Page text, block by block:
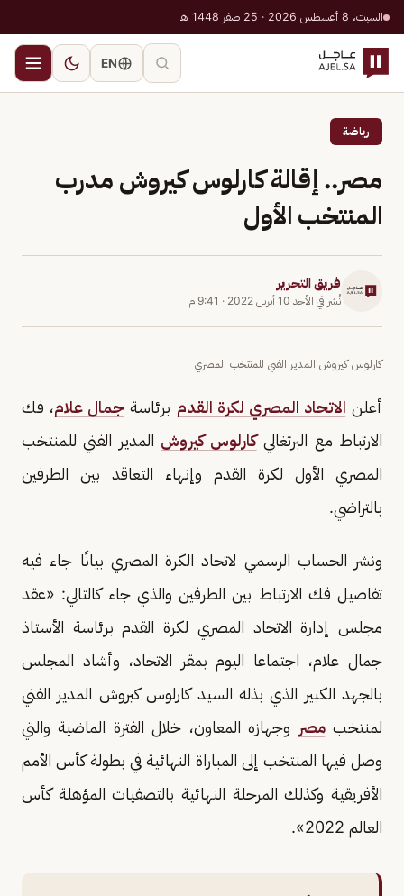
السبت، 8 أغسطس 2026 · 25 صفر 1448 هـ
EN
رياضة
مصر.. إقالة كارلوس كيروش مدرب
المنتخب الأول
فريق التحرير
نُشر في الأحد 10 أبريل 2022 · 9:41 م
كارلوس كيروش المدير الفني للمنتخب المصري
أعلن الاتحاد المصري لكرة القدم برئاسة جمال علام، فك
الارتباط مع البرتغاليكارلوس كيروش المدير الفني للمنتخب
المصري الأول لكرة القدم وإنهاء التعاقد بين الطرفين
بالتراضي.
ونشر الحساب الرسمي لاتحاد الكرة المصري بيانًا جاء فيه
تفاصيل فك الارتباط بين الطرفين والذي جاء كالتالي: «عقد
مجلس إدارة الاتحاد المصري لكرة القدم برئاسة الأستاذ
جمال علام، اجتماعا اليوم بمقر الاتحاد، وأشاد المجلس
بالجهد الكبير الذي بذله السيد كارلوس كيروش المدير الفني
لمنتخبمصر وجهازه المعاون، خلال الفترة الماضية والتي
وصل فيها المنتخب إلى المباراة النهائية في بطولة كأس الأمم
الأفريقية وكذلك المرحلة النهائية بالتصفيات المؤهلة كأس
العالم 2022».